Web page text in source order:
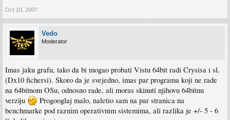
Oct 10, 2007
Vedo
Moderator
Imas jaku grafu, tako da bi mogao probati Vistu 64bit radi Crysisa i sl.
(Dx10 fichersi). Skoro da je svejedno, imas par programa koji ne rade
na 64bitnom OSu, odnosno rade, ali moras skinuti njihovu 64bitnu
verziju
Progooglaj malo, naletio sam na par stranica na
benchmarke pod raznim operativnim sistemima, ali razlika je +/- 5 - 6